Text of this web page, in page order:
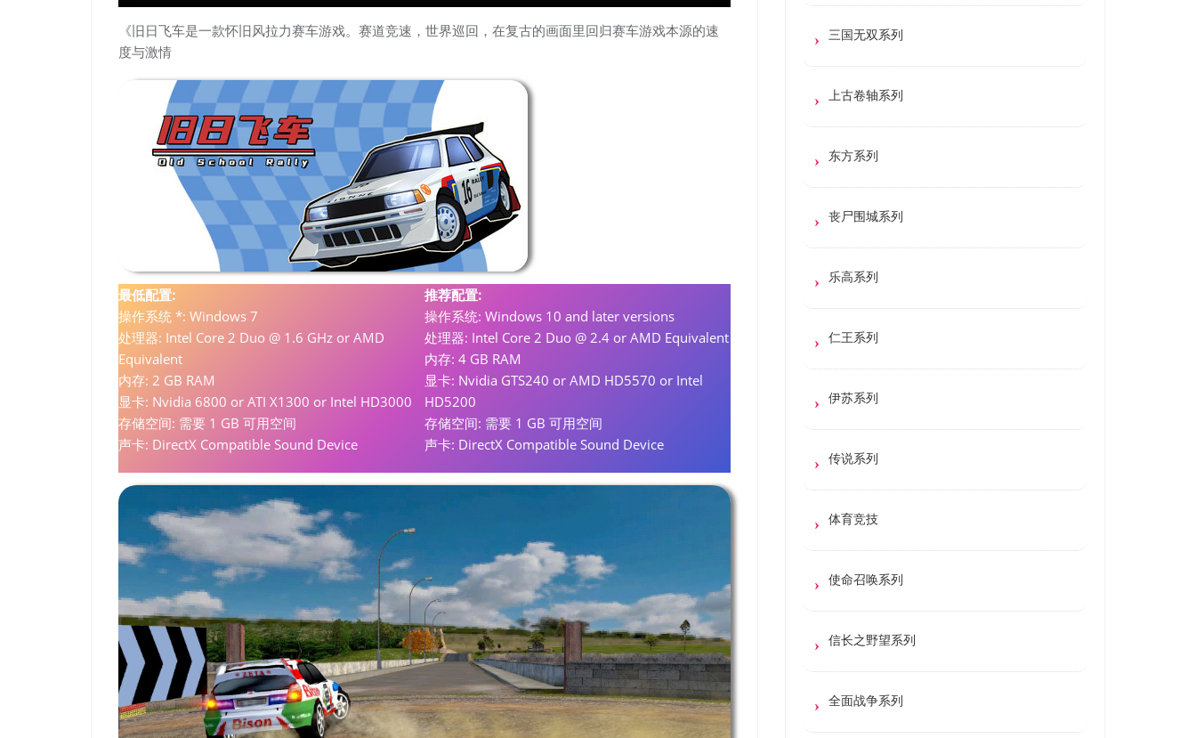
《旧日飞车是一款怀旧风拉力赛车游戏。赛道竞速，世界巡回，在复古的画面里回归赛车游戏本源的速
度与激情
最低配置:
操作系统 *: Windows 7
处理器: Intel Core 2 Duo @ 1.6 GHz or AMD
Equivalent
内存: 2 GB RAM
显卡: Nvidia 6800 or ATI X1300 or Intel HD3000
存储空间: 需要 1 GB 可用空间
声卡: DirectX Compatible Sound Device
推荐配置:
操作系统: Windows 10 and later versions
处理器: Intel Core 2 Duo @ 2.4 or AMD Equivalent
内存: 4 GB RAM
显卡: Nvidia GTS240 or AMD HD5570 or Intel
HD5200
存储空间: 需要 1 GB 可用空间
声卡: DirectX Compatible Sound Device
三国无双系列
上古卷轴系列
东方系列
丧尸围城系列
乐高系列
仁王系列
伊苏系列
传说系列
体育竞技
使命召唤系列
信长之野望系列
全面战争系列